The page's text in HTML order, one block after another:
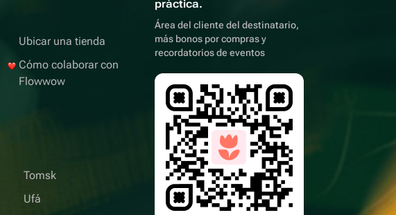
Ubicar una tienda
Cómo colaborar con
Flowwow
Tomsk
Ufá
práctica.
Área del cliente del destinatario,
más bonos por compras y
recordatorios de eventos